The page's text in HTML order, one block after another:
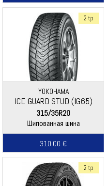
2 tp
YOKOHAMA
ICE GUARD STUD (IG65)
315/35R20
Шипованная шина
310.00 €
2 tp